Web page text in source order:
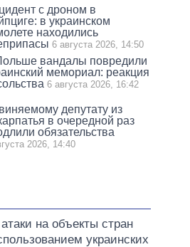
с дроном в
в украинском
находились
6 августа 2026, 14:50
вандалы повредили
мемориал: реакция
6 августа 2026, 16:42
депутату из
в очередной раз
обязательства
2026, 14:40
на объекты стран
украинских